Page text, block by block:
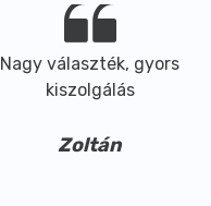
Nagy választék, gyors
kiszolgálás
Zoltán